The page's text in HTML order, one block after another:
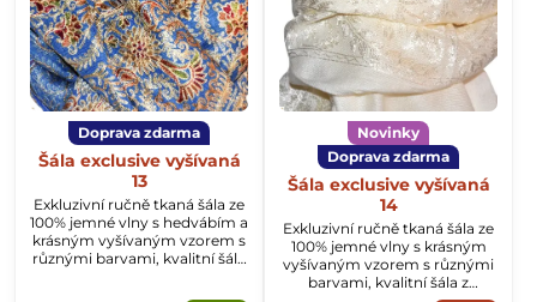
Doprava zdarma
Šála exclusive vyšívaná
13
Exkluzivní ručně tkaná šála ze
100% jemné vlny s hedvábím a
krásným vyšívaným vzorem s
různými barvami, kvalitní šála
Novinky
Doprava zdarma
Šála exclusive vyšívaná
14
Exkluzivní ručně tkaná šála ze
100% jemné vlny s krásným
vyšívaným vzorem s různými
barvami, kvalitní šála z